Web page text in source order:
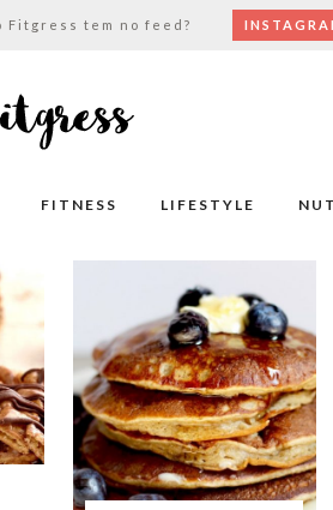
FITNESS LIFESTYLE
Fitgress tem no feed?